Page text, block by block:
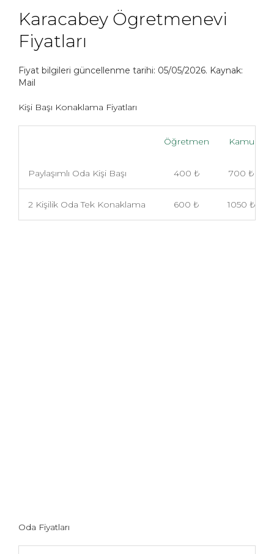
Karacabey Ögretmenevi
Fiyatları
Fiyat bilgileri güncellenme tarihi: 05/05/2026. Kaynak:
Mail
Kişi Başı Konaklama Fiyatları
Öğretmen Kamu
Paylaşımlı Oda Kişi Başı 400 ₺ 700 ₺
2 Kişilik Oda Tek Konaklama 600 ₺ 1050 ₺
Oda Fiyatları